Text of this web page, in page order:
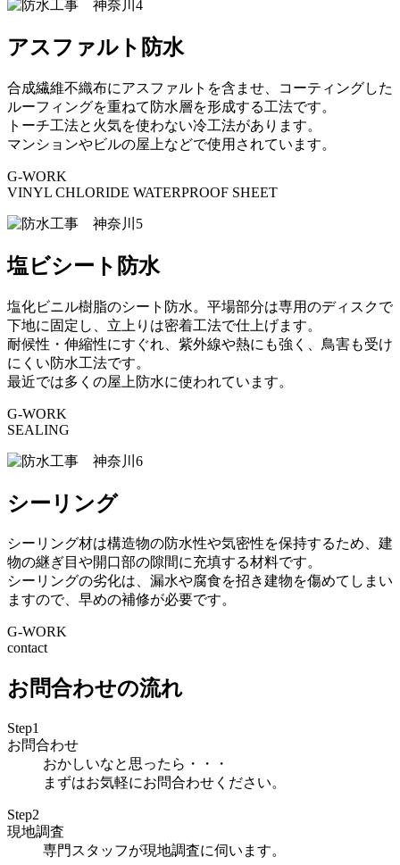
アスファルト防水
合成繊維不織布にアスファルトを含ませ、コーティングした
ルーフィングを重ねて防水層を形成する工法です。
トーチ工法と火気を使わない冷工法があります。
マンションやビルの屋上などで使用されています。
G-WORK
VINYL CHLORIDE WATERPROOF SHEET
塩ビシート防水
塩化ビニル樹脂のシート防水。平場部分は専用のディスクで
下地に固定し、立上りは密着工法で仕上げます。
耐候性・伸縮性にすぐれ、紫外線や熱にも強く、鳥害も受け
にくい防水工法です。
最近では多くの屋上防水に使われています。
G-WORK
SEALING
シーリング
シーリング材は構造物の防水性や気密性を保持するため、建
物の継ぎ目や開口部の隙間に充填する材料です。
シーリングの劣化は、漏水や腐食を招き建物を傷めてしまい
ますので、早めの補修が必要です。
G-WORK
contact
お問合わせの流れ
Step1
お問合わせ
おかしいなと思ったら・・・
まずはお気軽にお問合わせください。
Step2
現地調査
専門スタッフが現地調査に伺います。